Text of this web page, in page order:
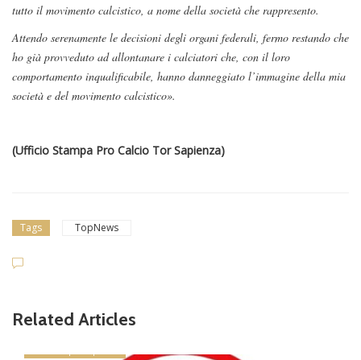
tutto il movimento calcistico, a nome della società che rappresento.
Attendo serenamente le decisioni degli organi federali, fermo restando che
ho già provveduto ad allontanare i calciatori che, con il loro
comportamento inqualificabile, hanno danneggiato l’immagine della mia
società e del movimento calcistico».
(Ufficio Stampa Pro Calcio Tor Sapienza)
Tags TopNews
Related Articles